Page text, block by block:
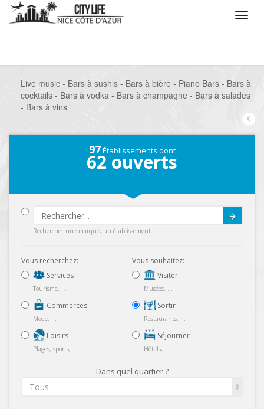
Live music - Bars à sushis - Bars à bière - Piano Bars - Bars à
cocktails - Bars à vodka - Bars à champagne - Bars à salades
- Bars à vins
97Établissements dont
62 ouverts
Rechercher une marque, un établissement...
Vous recherchez:
Services
Tourisme, ...
Commerces
Mode, ...
Loisirs
Plages, sports, ...
Vous souhaitez:
Visiter
Musées, ...
Sortir
Restaurants, ...
Séjourner
Hôtels, ...
Dans quel quartier ?
Tous